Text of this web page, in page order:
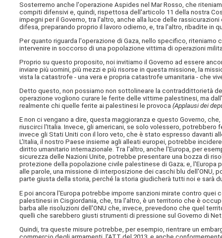
Sosterremo anche l'operazione Aspides nel Mar Rosso, che
compiti difensivi e, quindi, rispettosa dell'articolo 11 della nostra
impegni per il Governo, tra l'altro, anche alla luce delle
difesa, preparando proprio il lavoro odierno, e, tra l'altro, ribadite in
Per quanto riguarda l'operazione di Gaza, nello specifico, riteniamo
intervenire in soccorso di una popolazione vittima di operazioni
Proprio su questo proposito, noi invitiamo il Governo ad essere
inviare più uomini, più mezzi e più risorse in questa missione, la
vista la catastrofe - una vera e propria catastrofe umanitaria - che
Detto questo, non possiamo non sottolineare la contraddittorietà
operazione vogliono curare le ferite delle vittime palestinesi, ma
realmente chi quelle ferite ai palestinesi le provoca(Applausi dei
E non ci vengano a dire, questa maggioranza e questo Governo,
riuscirci l'Italia. Invece, gli americani, se solo volessero, potrebbero
invece gli Stati Uniti con il loro veto, che è stato espresso davanti
L'Italia, il nostro Paese insieme agli alleati europei, potrebbe
diritto umanitario internazionale. Tra l'altro, anche l'Europa, per
sicurezza delle Nazioni Unite, potrebbe presentare una bozza di
protezione della popolazione civile palestinese di Gaza; e,
alle parole, una missione di interposizione dei caschi blu dell'ONU,
parte giusta della storia, perché la storia giudicherà tutti noi e sarà
E poi ancora l'Europa potrebbe imporre sanzioni mirate contro
palestinesi in Cisgiordania, che, tra l'altro, è un territorio che è
barba alle risoluzioni dell'ONU che, invece, prevedono che quel
quelli che sarebbero giusti strumenti di pressione sul Governo di
Quindi, tra queste misure potrebbe, per esempio, rientrare un